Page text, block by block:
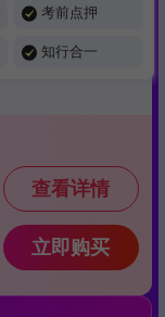
考前点押
知行合一
查看详情
立即购买